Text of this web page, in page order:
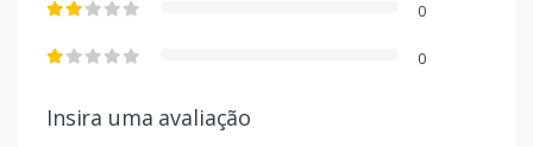
0
0
Insira uma avaliação